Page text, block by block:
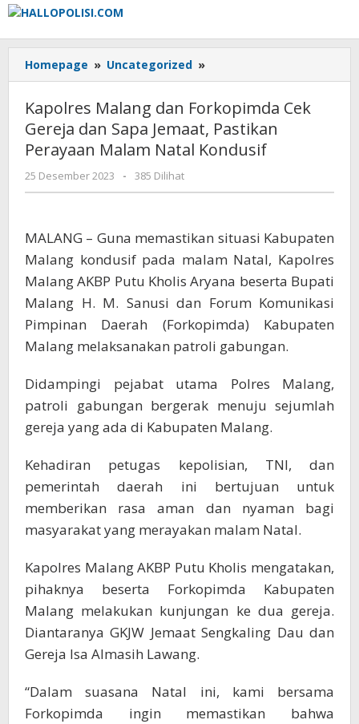
Lewati
konten
Homepage » Uncategorized »
Malang
Forkopimda
Cek
Gereja
Jemaat,
Perayaan
Natal
Kondusif
Kapolres Malang dan Forkopimda Cek
Gereja dan Sapa Jemaat, Pastikan
Perayaan Malam Natal Kondusif
25 Desember 2023
oleh
Adhis
- 385 Dilihat
MALANG – Guna memastikan situasi Kabupaten
Malang kondusif pada malam Natal, Kapolres
Malang AKBP Putu Kholis Aryana beserta Bupati
Malang H. M. Sanusi dan Forum Komunikasi
Pimpinan Daerah (Forkopimda) Kabupaten
Malang melaksanakan patroli gabungan.
Didampingi pejabat utama Polres Malang,
patroli gabungan bergerak menuju sejumlah
gereja yang ada di Kabupaten Malang.
Kehadiran petugas kepolisian, TNI, dan
pemerintah daerah ini bertujuan untuk
memberikan rasa aman dan nyaman bagi
masyarakat yang merayakan malam Natal.
Kapolres Malang AKBP Putu Kholis mengatakan,
pihaknya beserta Forkopimda Kabupaten
Malang melakukan kunjungan ke dua gereja.
Diantaranya GKJW Jemaat Sengkaling Dau dan
Gereja Isa Almasih Lawang.
“Dalam suasana Natal ini, kami bersama
Forkopimda ingin memastikan bahwa